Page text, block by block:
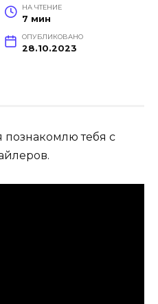
НА ЧТЕНИЕ
7 мин
ОПУБЛИКОВАНО
28.10.2023
познакомлю тебя с